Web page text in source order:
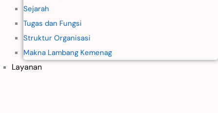
Sejarah
Tugas dan Fungsi
Struktur Organisasi
Makna Lambang Kemenag
Layanan